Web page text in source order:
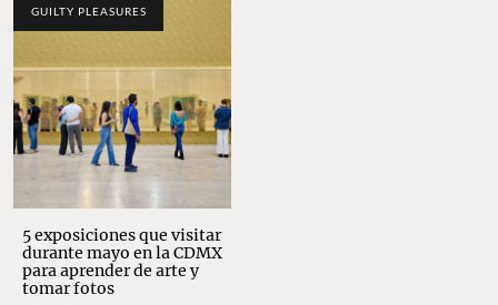
GUILTY PLEASURES
5 exposiciones que visitar
durante mayo en la CDMX
para aprender de arte y
tomar fotos